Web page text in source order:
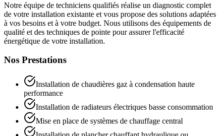
Notre équipe de techniciens qualifiés réalise un diagnostic complet
de votre installation existante et vous propose des solutions adaptées
à vos besoins et à votre budget. Nous utilisons des équipements de
qualité et des techniques de pointe pour assurer l'efficacité
énergétique de votre installation.
Nos Prestations
Installation de chaudières gaz à condensation haute
performance
Installation de radiateurs électriques basse consommation
Mise en place de systèmes de chauffage central